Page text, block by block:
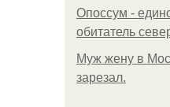
Опоссум -
обитатель
Mуж жену в
зарезал.